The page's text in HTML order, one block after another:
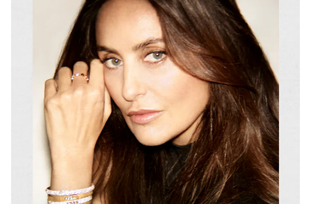
للمجوهرات
والمجوهرات
ميسيكا،
مجوهرات
مجوهرات